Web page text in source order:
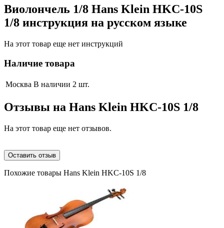
Виолончель 1/8 Hans Klein HKC-10S
1/8 инструкция на русском языке
На этот товар еще нет инструкций
Наличие товара
Москва В наличии 2 шт.
Отзывы на Hans Klein HKC-10S 1/8
На этот товар еще нет отзывов.
Оставить отзыв
Похожие товары Hans Klein HKC-10S 1/8